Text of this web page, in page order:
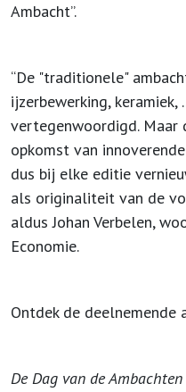
Ambacht”.
“De "traditionele"
ijzerbewerking, keramiek,
vertegenwoordigd. Maar
opkomst van
dus bij elke editie
als originaliteit van de
aldus Johan Verbelen,
Economie.
Ontdek de deelnemende
De Dag van de